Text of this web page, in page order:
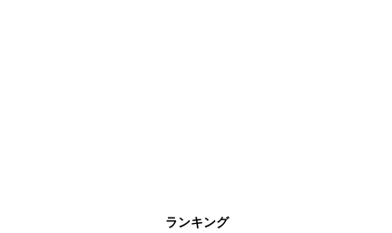
ランキング